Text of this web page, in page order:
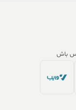
باش